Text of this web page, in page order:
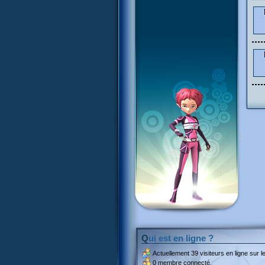
Qui est en ligne ?
Actuellement 39 visiteurs en ligne sur
0 membre connecté.